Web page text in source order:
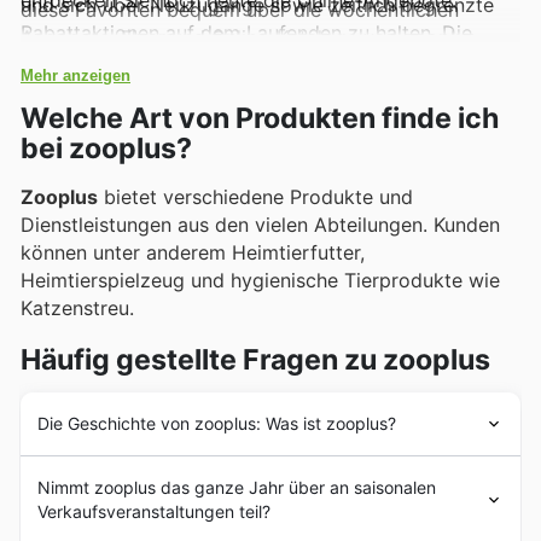
diese Favoriten bequem über die wöchentlichen
Angebote, Flyer und Online-Kataloge von zooplus
entdecken, die regelmäßig exklusive Deals und
attraktive Sonderaktionen hervorheben.
Rabattaktionen auf dem Laufenden zu halten. Die
Katze und jedes Kleintier das Passende dabei ist.
Mehr anzeigen
Welche Art von Produkten finde ich
bei zooplus?
Zooplus bietet verschiedene Produkte und
Dienstleistungen aus den vielen Abteilungen. Kunden
können unter anderem Heimtierfutter,
Heimtierspielzeug und hygienische Tierprodukte wie
Katzenstreu.
Häufig gestellte Fragen zu zooplus
Die Geschichte von zooplus: Was ist zooplus?
Die Aktie des Unternehmens wurde am 9. Mai 2008
ohne Ausgabe neuer Aktien im Segment Entry Standard
Nimmt zooplus das ganze Jahr über an saisonalen
Verkaufsveranstaltungen teil?